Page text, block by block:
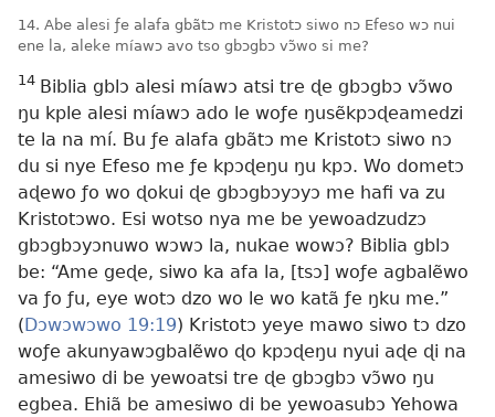
14. Abe alesi ƒe alafa gbãtɔ me Kristotɔ siwo nɔ Efeso wɔ nui
ene la, aleke míawɔ avo tso gbɔgbɔ vɔ̃wo si me?
14 Biblia gblɔ alesi míawɔ atsi tre ɖe gbɔgbɔ vɔ̃wo
ŋu kple alesi míawɔ ado le woƒe ŋusẽkpɔɖeamedzi
te la na mí. Bu ƒe alafa gbãtɔ me Kristotɔ siwo nɔ
du si nye Efeso me ƒe kpɔɖeŋu ŋu kpɔ. Wo dometɔ
aɖewo ƒo wo ɖokui ɖe gbɔgbɔyɔyɔ me hafi va zu
Kristotɔwo. Esi wotso nya me be yewoadzudzɔ
gbɔgbɔyɔnuwo wɔwɔ la, nukae wowɔ? Biblia gblɔ
be: “Ame geɖe, siwo ka afa la, [tsɔ] woƒe agbalẽwo
va ƒo ƒu, eye wotɔ dzo wo le wo katã ƒe ŋku me.”
(Dɔwɔwɔwo 19:19) Kristotɔ yeye mawo siwo tɔ dzo
woƒe akunyawɔgbalẽwo ɖo kpɔɖeŋu nyui aɖe ɖi na
amesiwo di be yewoatsi tre ɖe gbɔgbɔ vɔ̃wo ŋu
egbea. Ehiã be amesiwo di be yewoasubɔ Yehowa